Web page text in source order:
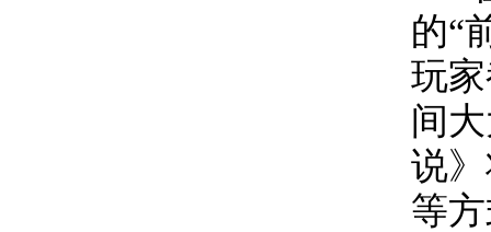
的“
玩
间
说
等